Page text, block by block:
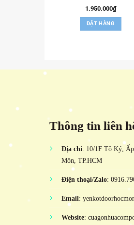
1.950.000₫
ĐẶT HÀNG
Thông tin liên
Địa chỉ: 10/1F Tô Ký,
Môn, TP.HCM
Điện thoại/Zalo:
Email:
Website: